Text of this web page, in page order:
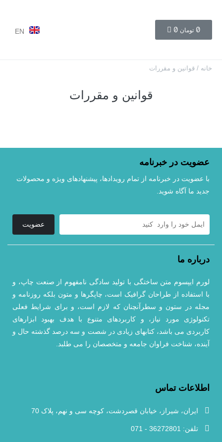
0 تومان 0
EN
خانه / قوانین و مقررات
قوانین و مقررات
عضویت در خبرنامه
با عضویت در خبرنامه از تمام رویداد‌ها، پیشنهادهای ویژه و محصولات
جدید ما آگاه شوید.
عضویت
درباره ما
لورم ایپسوم متن ساختگی با تولید سادگی نامفهوم از صنعت چاپ، و
با استفاده از طراحان گرافیک است، چاپگرها و متون بلکه روزنامه و
مجله در ستون و سطرآنچنان که لازم است، و برای شرایط فعلی
تکنولوژی مورد نیاز، و کاربردهای متنوع با هدف بهبود ابزارهای
کاربردی می باشد، کتابهای زیادی در شصت و سه درصد گذشته حال و
آینده، شناخت فراوان جامعه و متخصصان را می طلبد.
اطلاعات تماس
ایران، شیراز، خیابان قصردشت، کوچه سی و نهم، پلاک 70
تلفن: 36272801 - 071